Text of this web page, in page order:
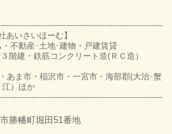
あいさいほーむ】
不動産･土地･建物・戸建賃貸
階建・鉄筋コンクリート造(ＲＣ造）
あま市・稲沢市・一宮市・海部郡(大治･蟹
江）ほか
勝幡町堀田51番地